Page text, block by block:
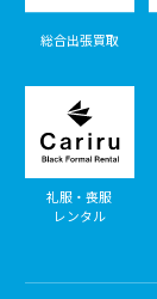
総合出張買取
礼服・喪服
レンタル